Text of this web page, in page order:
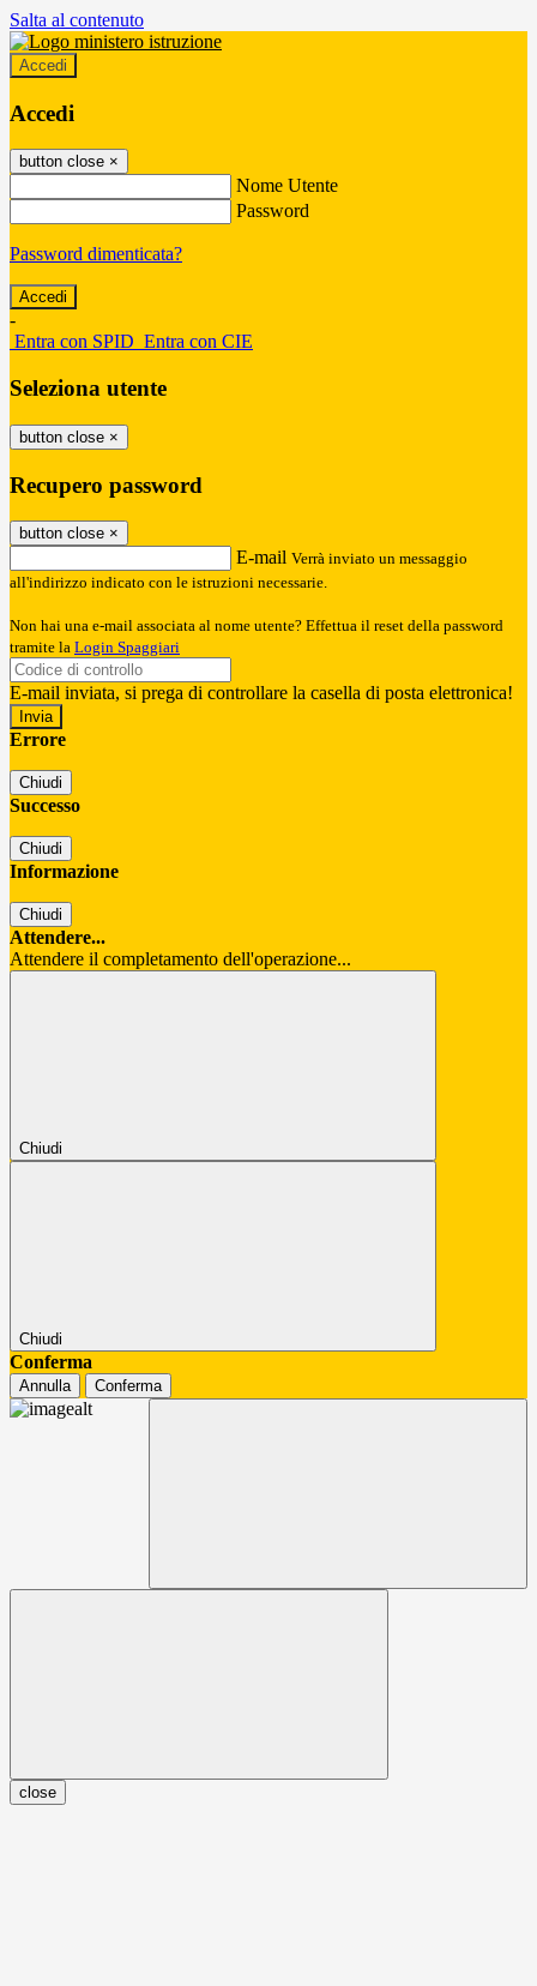
Salta al contenuto
Accedi
Accedi
button close ×
Nome Utente
Password
Password dimenticata?
-
Entra con SPID Entra con CIE
Seleziona utente
button close ×
Recupero password
button close ×
E-mail Verrà inviato un messaggio
all'indirizzo indicato con le istruzioni necessarie.
Non hai una e-mail associata al nome utente? Effettua il reset della password
tramite la Login Spaggiari
E-mail inviata, si prega di controllare la casella di posta elettronica!
Errore
Chiudi
Successo
Chiudi
Informazione
Chiudi
Attendere...
Attendere il completamento dell'operazione...
Chiudi
Chiudi
Conferma
Annulla Conferma
close